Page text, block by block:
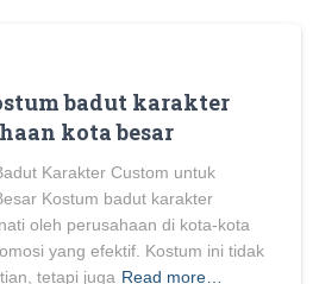
badut karakter
kota besar
Karakter Custom untuk
Kostum badut karakter
oleh perusahaan di kota-kota
yang efektif. Kostum ini tidak
tetapi juga Read more…